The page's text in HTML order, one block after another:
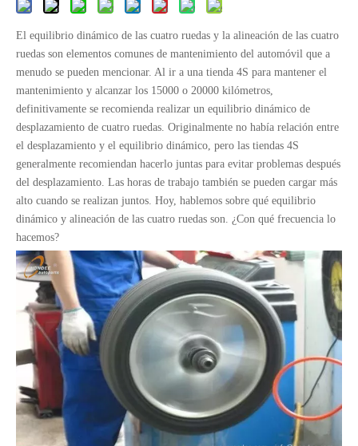
El equilibrio dinámico de las cuatro ruedas y la alineación de las cuatro
ruedas son elementos comunes de mantenimiento del automóvil que a
menudo se pueden mencionar. Al ir a una tienda 4S para mantener el
mantenimiento y alcanzar los 15000 o 20000 kilómetros,
definitivamente se recomienda realizar un equilibrio dinámico de
desplazamiento de cuatro ruedas. Originalmente no había relación entre
el desplazamiento y el equilibrio dinámico, pero las tiendas 4S
generalmente recomiendan hacerlo juntas para evitar problemas después
del desplazamiento. Las horas de trabajo también se pueden cargar más
alto cuando se realizan juntos. Hoy, hablemos sobre qué equilibrio
dinámico y alineación de las cuatro ruedas son. ¿Con qué frecuencia lo
hacemos?